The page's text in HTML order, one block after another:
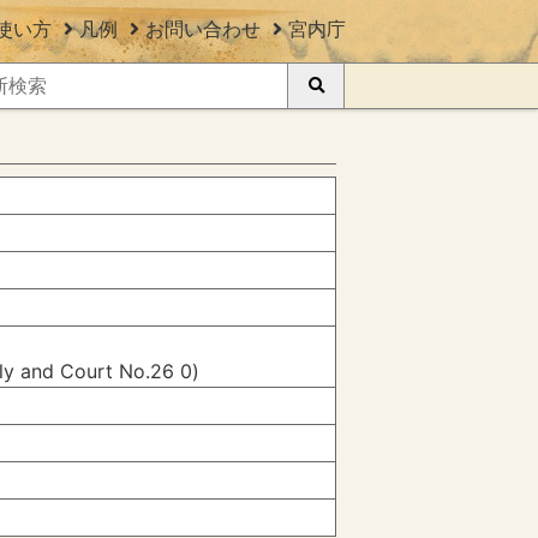
い方 凡例 お問い合わせ 宮内庁
and Court No.26 0)